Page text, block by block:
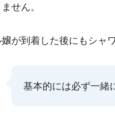
せん。
が到着した後にもシャ
基本的には必ず一緒